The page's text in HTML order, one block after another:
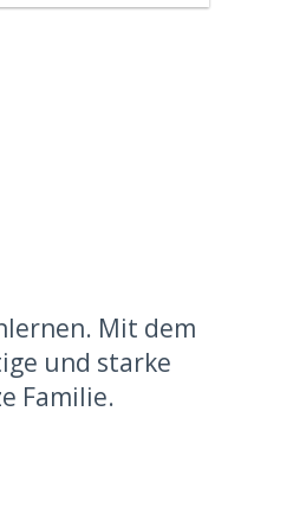
Mit dem
und starke
Familie.